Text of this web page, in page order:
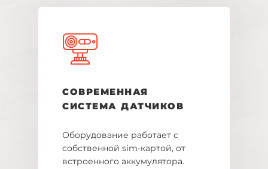
СОВРЕМЕННАЯ
СИСТЕМА ДАТЧИКОВ
Оборудование работает с
собственной sim-картой, от
встроенного аккумулятора.